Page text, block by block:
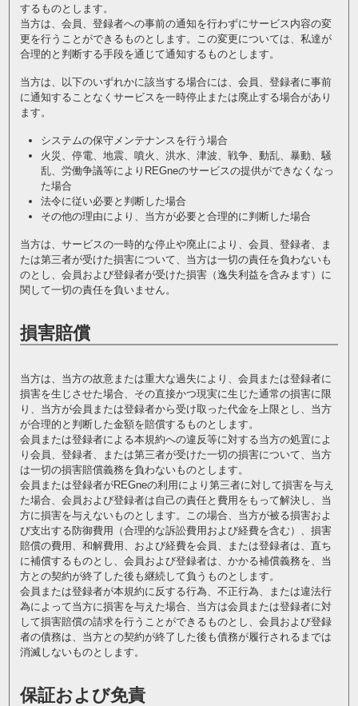
するものとします。
当方は、会員、登録者への事前の通知を行わずにサービス内容の変
更を行うことができるものとします。この変更については、私達が
合理的と判断する手段を通じて通知するものとします。
当方は、以下のいずれかに該当する場合には、会員、登録者に事前
に通知することなくサービスを一時停止または廃止する場合があり
ます。
システムの保守メンテナンスを行う場合
火災、停電、地震、噴火、洪水、津波、戦争、動乱、暴動、騒
乱、労働争議等によりREGneのサービスの提供ができなくなっ
た場合
法令に従い必要と判断した場合
その他の理由により、当方が必要と合理的に判断した場合
当方は、サービスの一時的な停止や廃止により、会員、登録者、ま
たは第三者が受けた損害について、当方は一切の責任を負わないも
のとし、会員および登録者が受けた損害（逸失利益を含みます）に
関して一切の責任を負いません。
損害賠償
当方は、当方の故意または重大な過失により、会員または登録者に
損害を生じさせた場合、その直接かつ現実に生じた通常の損害に限
り、当方が会員または登録者から受け取った代金を上限とし、当方
が合理的と判断した金額を賠償するものとします。
会員または登録者による本規約への違反等に対する当方の処置によ
り会員、登録者、または第三者が受けた一切の損害について、当方
は一切の損害賠償義務を負わないものとします。
会員または登録者がREGneの利用により第三者に対して損害を与え
た場合、会員および登録者は自己の責任と費用をもって解決し、当
方に損害を与えないものとします。この場合、当方が被る損害およ
び支出する防御費用（合理的な訴訟費用および経費を含む）、損害
賠償の費用、和解費用、および経費を会員、または登録者は、直ち
に補償するものとし、会員および登録者は、かかる補償義務を、当
方との契約が終了した後も継続して負うものとします。
会員または登録者が本規約に反する行為、不正行為、または違法行
為によって当方に損害を与えた場合、当方は会員または登録者に対
して損害賠償の請求を行うことができるものとし、会員および登録
者の債務は、当方との契約が終了した後も債務が履行されるまでは
消滅しないものとします。
保証および免責